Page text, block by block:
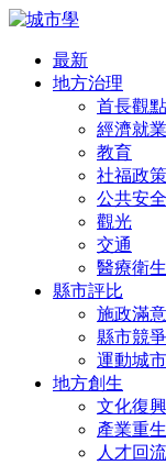
最新
地方治理
首長觀點
經濟就業
教育
社福政策
公共安全
觀光
交通
醫療衛生
縣市評比
施政滿
縣市競
運動城市
地方創生
文化復興
產業重生
人才回流